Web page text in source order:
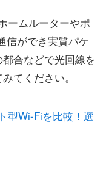
ームルーターやポ
信ができ実質パケ
合などで光回線を
てください。
型Wi-Fiを比較！選